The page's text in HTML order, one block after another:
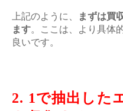
上記のように、
まずは買
ます。ここは、より具体
良いです。
2. 1で抽出した